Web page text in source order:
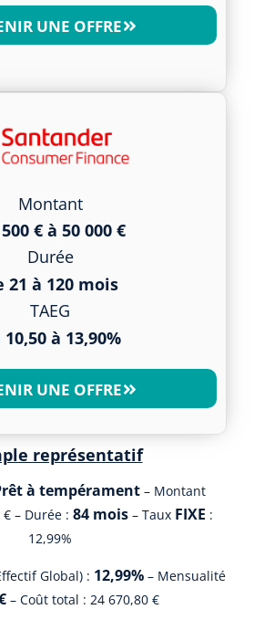
UNE OFFRE
Montant
€ à 50 000 €
Durée
21 à 120 mois
TAEG
10,50 à 13,90%
UNE OFFRE
représentatif
à tempérament – Montant
– Durée : 84 mois– Taux FIXE :
12,99%
Global) : 12,99%– Mensualité
– Coût total : 24 670,80 €